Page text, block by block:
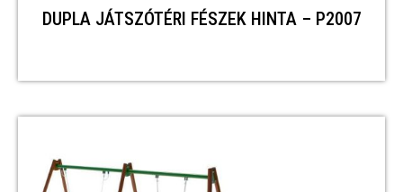
DUPLA JÁTSZÓTÉRI FÉSZEK HINTA – P2007